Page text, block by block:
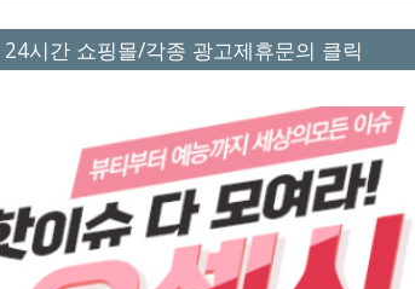
24시간 쇼핑몰/각종 광고제휴문의 클릭